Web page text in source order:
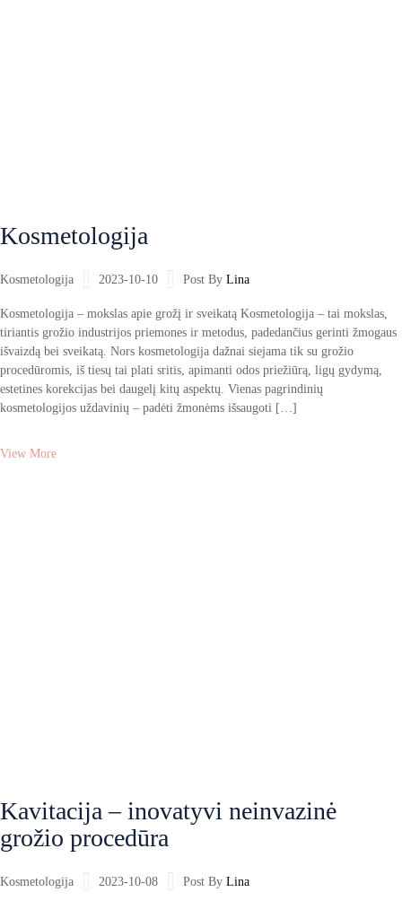
2023-10-10
Kosmetologija Post By Lina
Kosmetologija
Kosmetologija – mokslas apie grožį ir sveikatą Kosmetologija – tai mokslas,
tiriantis grožio industrijos priemones ir metodus, padedančius gerinti žmogaus
išvaizdą bei sveikatą. Nors kosmetologija dažnai siejama tik su grožio
procedūromis, iš tiesų tai plati sritis, apimanti odos priežiūrą, ligų gydymą,
estetines korekcijas bei daugelį kitų aspektų. Vienas pagrindinių
kosmetologijos uždavinių – padėti žmonėms išsaugoti […]
View More
2023-10-08
Kosmetologija Post By Lina
Kavitacija – inovatyvi neinvazinė
grožio procedūra